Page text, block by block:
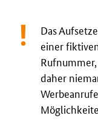
Das
einer
daher